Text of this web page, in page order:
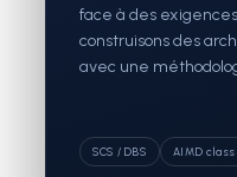
face à des
construisons des
avec une
SCS / DBS AIMD